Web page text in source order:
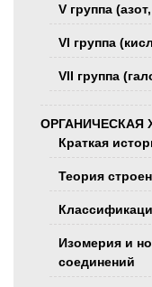
V группа
VI группа
VII группа
ОРГАНИЧЕСКАЯ
Краткая
Теория
Изомерия и
соединений